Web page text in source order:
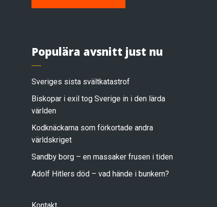
Populära avsnitt just nu
Sveriges sista svältkatastrof
Biskopar i exil tog Sverige in i den lärda
världen
Kodknäckarna som förkortade andra
världskriget
Sandby borg – en massaker frusen i tiden
Adolf Hitlers död – vad hände i bunkern?